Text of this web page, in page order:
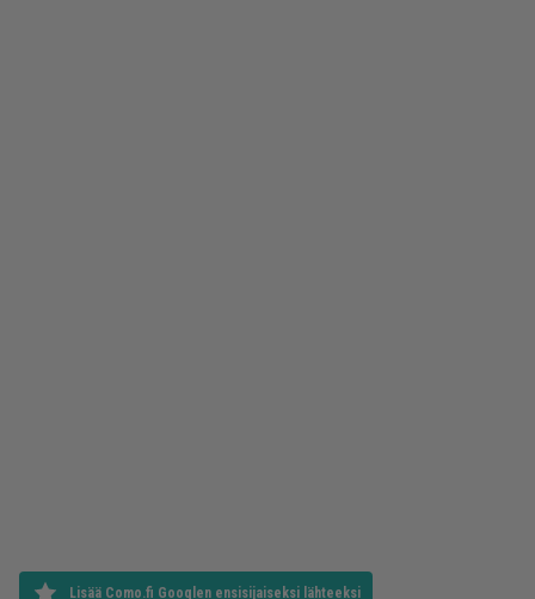
Lisää Como.fi Googlen ensisijaiseksi lähteeksi